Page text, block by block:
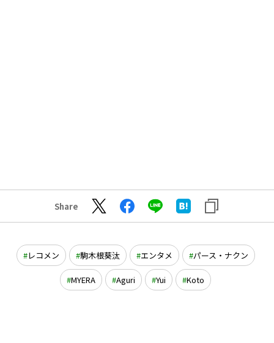
Share
レコメン 駒木根葵汰 エンタメ パース・ナクン
MYERA Aguri Yui Koto